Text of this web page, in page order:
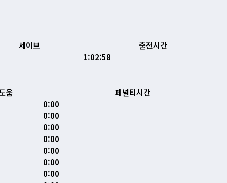
세이브
출전시간
1:02:58
움
페널티시간
0:00
0:00
0:00
0:00
0:00
0:00
0:00